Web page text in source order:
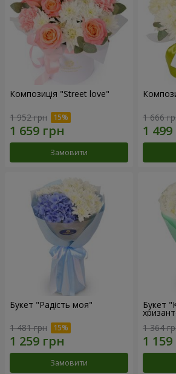
Композиція "Street love"
1 952 грн
Замовити
1 666
Букет "Радість моя"
1 481 грн
Замовити
Букет
1 364